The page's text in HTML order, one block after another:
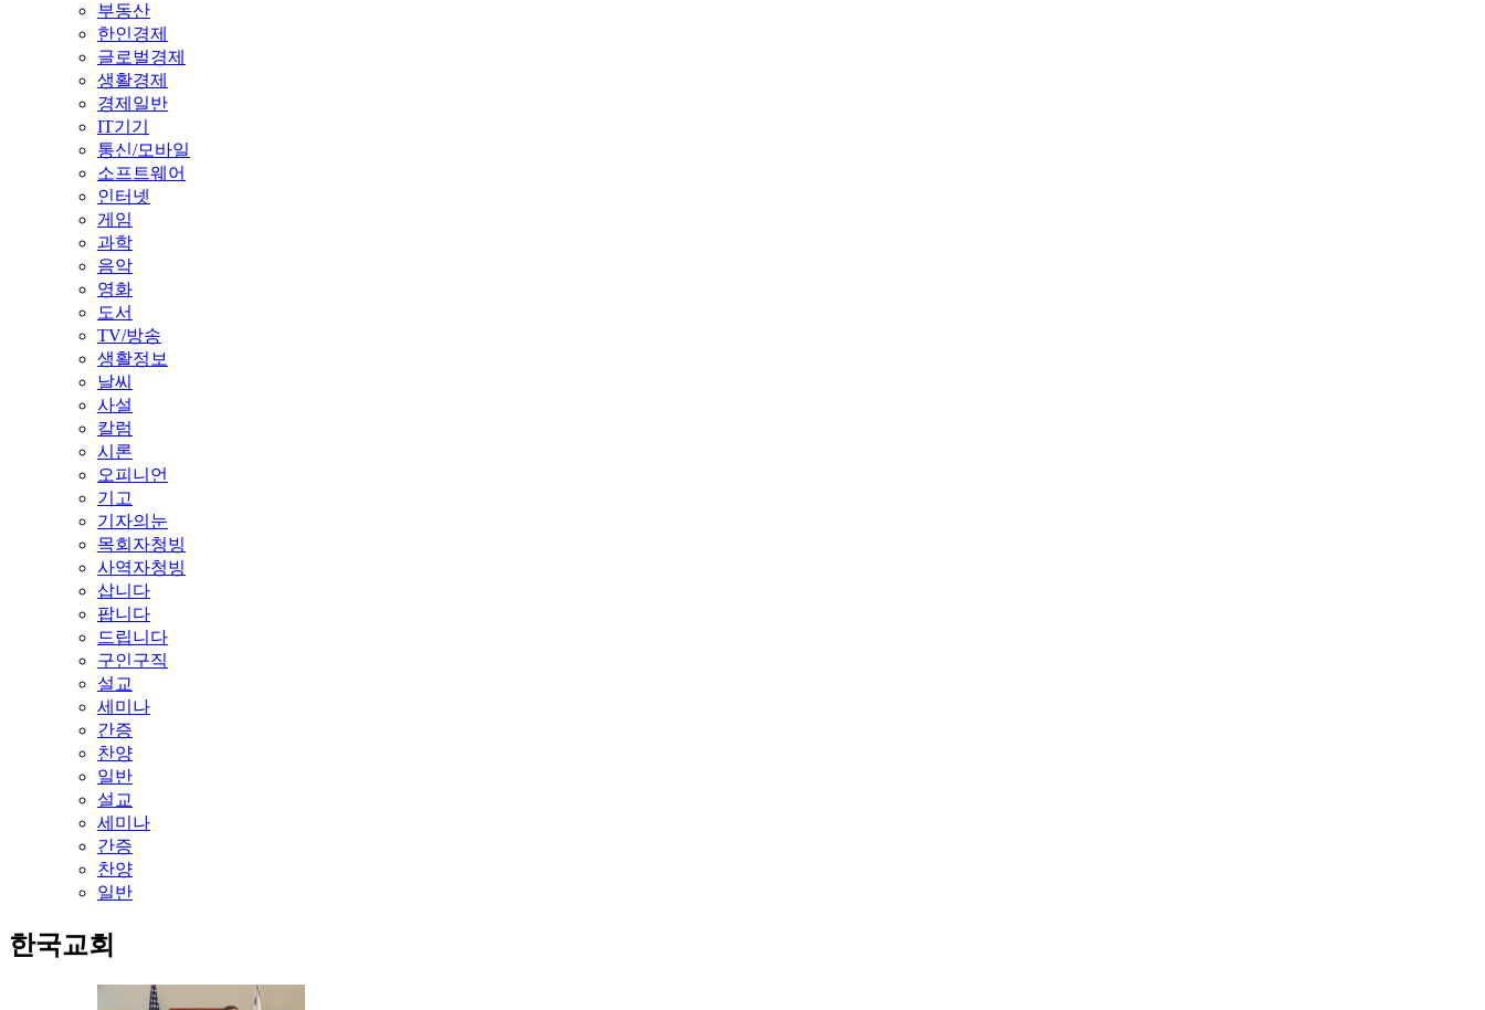
부동산
한인경제
글로벌경제
생활경제
경제일반
IT기기
통신/모바일
소프트웨어
인터넷
게임
과학
음악
영화
도서
TV/방송
생활정보
날씨
사설
칼럼
시론
오피니언
기고
기자의눈
목회자청빙
사역자청빙
삽니다
팝니다
드립니다
구인구직
설교
세미나
간증
찬양
일반
설교
세미나
간증
찬양
일반
한국교회